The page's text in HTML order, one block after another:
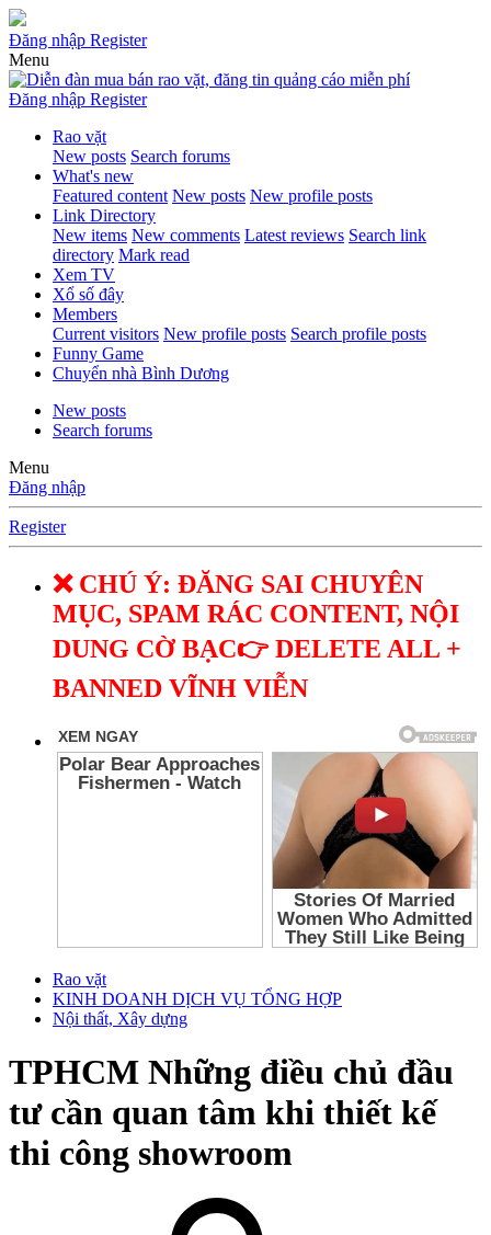
Đăng nhập Register
Menu
Đăng nhập Register
Rao vặt
New posts Search forums
What's new
Featured content New posts New profile posts
Link Directory
New items New comments Latest reviews Search link
directory Mark read
Xem TV
Xổ số đây
Members
Current visitors New profile posts Search profile posts
Funny Game
Chuyển nhà Bình Dương
New posts
Search forums
Menu
Đăng nhập
Register
❌ CHÚ Ý: ĐĂNG SAI CHUYÊN
MỤC, SPAM RÁC CONTENT, NỘI
DUNG CỜ BẠC👉 DELETE ALL +
BANNED VĨNH VIỄN
Rao vặt
KINH DOANH DỊCH VỤ TỔNG HỢP
Nội thất, Xây dựng
TPHCM Những điều chủ đầu
tư cần quan tâm khi thiết kế
thi công showroom